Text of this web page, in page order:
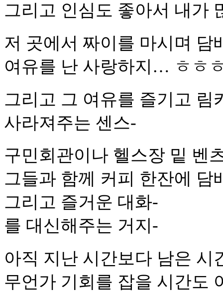
그리고 인심도 좋아서 내가
저 곳에서 짜이를 마시며 담
여유를 난 사랑하지… ㅎㅎ
그리고 그 여유를 즐기고 림
사라져주는 센스-
구민회관이나 헬스장 밑 벤
그들과 함께 커피 한잔에 담
그리고 즐거운 대화-
를 대신해주는 거지-
아직 지난 시간보다 남은 시
무언가 기회를 잡을 시간도